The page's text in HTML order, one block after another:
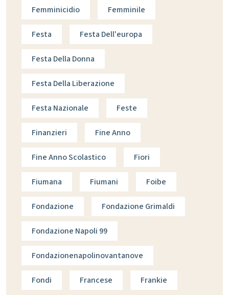
Femminicidio Femminile
Festa Festa Dell'europa
Festa Della Donna
Festa Della Liberazione
Festa Nazionale Feste
Finanzieri Fine Anno
Fine Anno Scolastico Fiori
Fiumana Fiumani Foibe
Fondazione Fondazione Grimaldi
Fondazione Napoli 99
Fondazionenapolinovantanove
Fondi Francese Frankie